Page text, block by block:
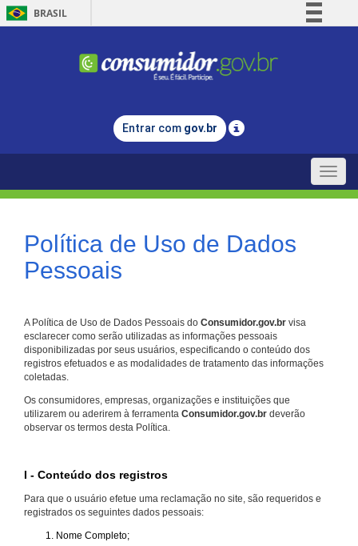
BRASIL
Comunica BR
Legislação
Entrar com gov.br
Toggle
Política de Uso de Dados
Pessoais
A Política de Uso de Dados Pessoais do Consumidor.gov.br visa
esclarecer como serão utilizadas as informações pessoais
disponibilizadas por seus usuários, especificando o conteúdo dos
registros efetuados e as modalidades de tratamento das informações
coletadas.
Os consumidores, empresas, organizações e instituições que
utilizarem ou aderirem à ferramenta Consumidor.gov.br deverão
observar os termos desta Política.
I - Conteúdo dos registros
Para que o usuário efetue uma reclamação no site, são requeridos e
registrados os seguintes dados pessoais:
Nome Completo;